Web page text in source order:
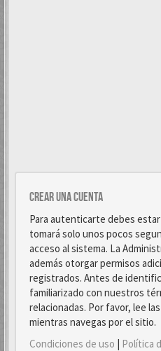
Crear una cuenta
Para autenticarte debes
tomará solo unos pocos
acceso al sistema. La
además otorgar permisos
registrados. Antes de
familiarizado con nuestros
relacionadas. Por favor, lee
mientras navegas por el sitio.
Condiciones de uso | Política